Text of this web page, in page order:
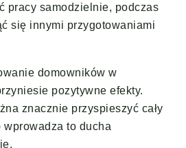
pracy samodzielnie, podczas
się innymi przygotowaniami
domowników w
pozytywne efekty.
znacznie przyspieszyć cały
wprowadza to ducha